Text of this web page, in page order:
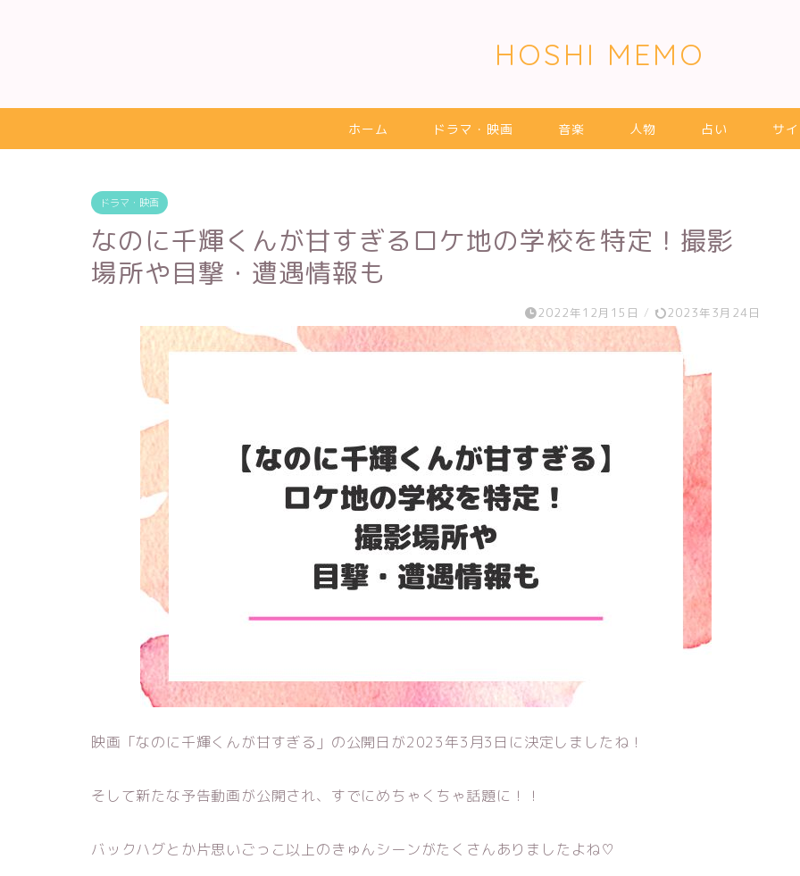
HOSHI MEMO
ホーム ドラマ・映画 音楽 人物 占い サ
ドラマ・映画
なのに千輝くんが甘すぎるロケ地の学校を特定！撮影
場所や目撃・遭遇情報も
2022年12月15日 / 2023年3月24日
映画「なのに千輝くんが甘すぎる」の公開日が2023年3月3日に決定しましたね！
そして新たな予告動画が公開され、すでにめちゃくちゃ話題に！！
バックハグとか片思いごっこ以上のきゅんシーンがたくさんありましたよね♡